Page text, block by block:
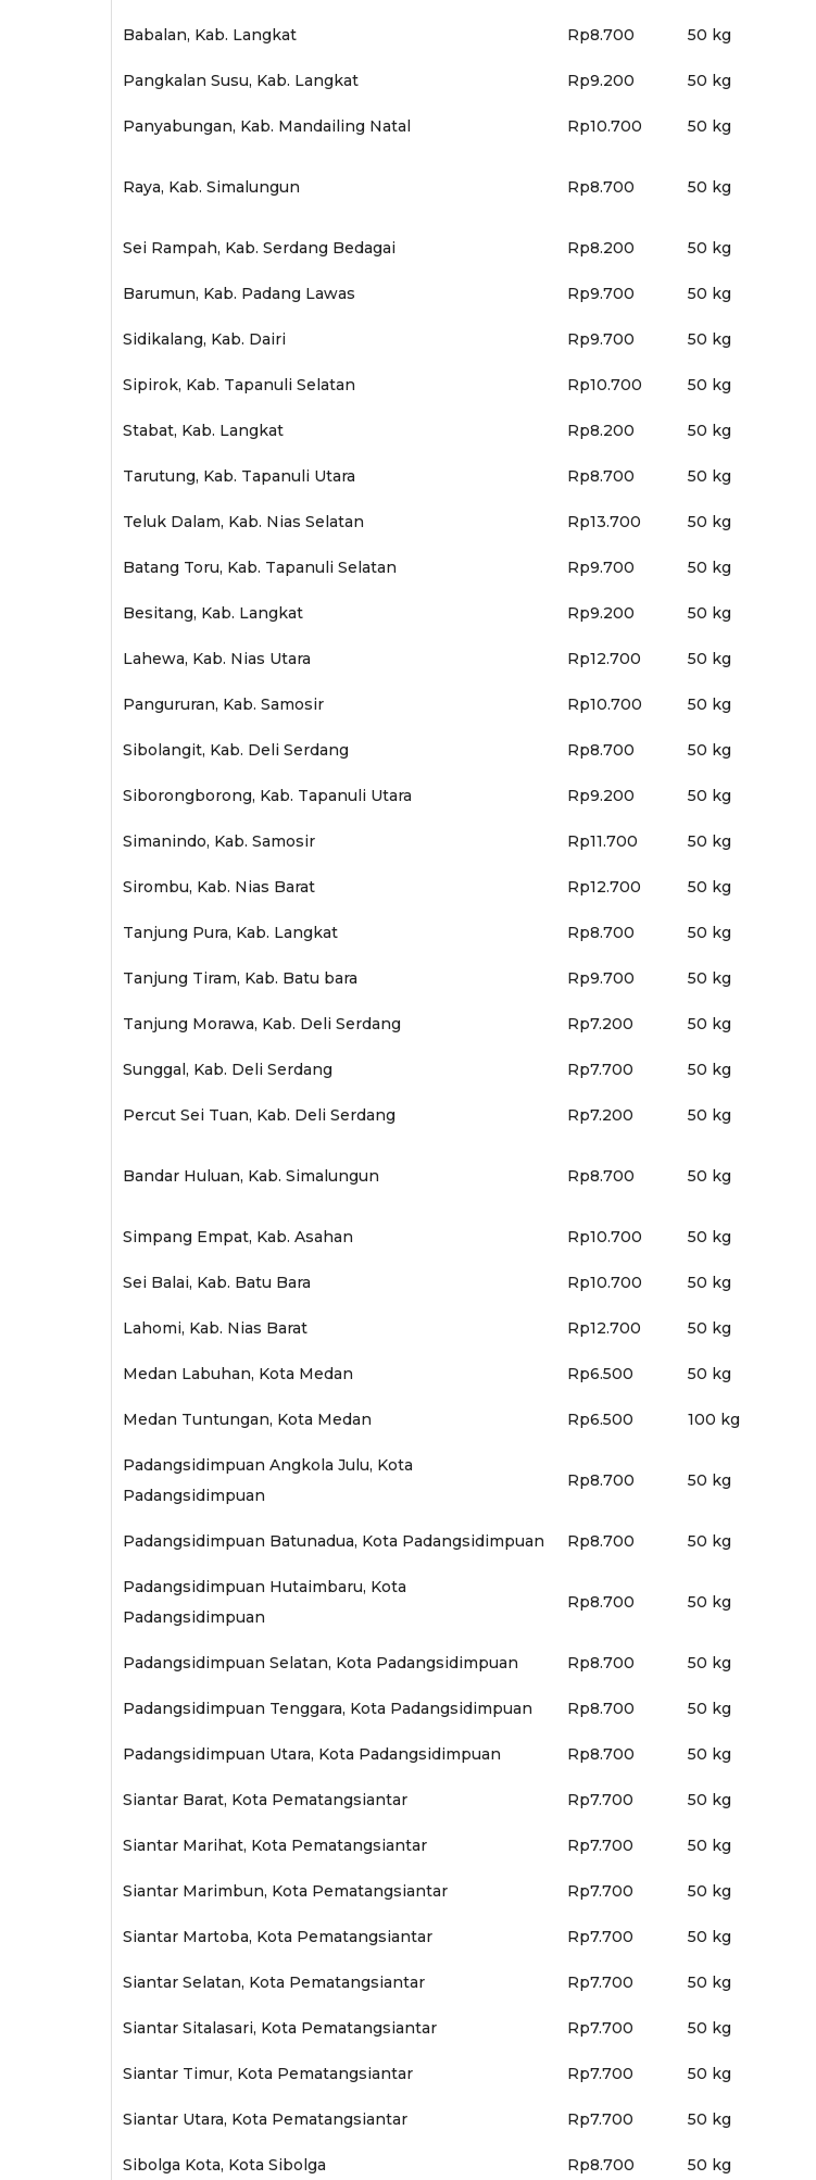
Babalan, Kab. Langkat Rp8.700 50 kg
Pangkalan Susu, Kab. Langkat Rp9.200 50 kg
Panyabungan, Kab. Mandailing Natal Rp10.700 50 kg
Raya, Kab. Simalungun Rp8.700 50 kg
Sei Rampah, Kab. Serdang Bedagai Rp8.200 50 kg
Barumun, Kab. Padang Lawas Rp9.700 50 kg
Sidikalang, Kab. Dairi Rp9.700 50 kg
Sipirok, Kab. Tapanuli Selatan Rp10.700 50 kg
Stabat, Kab. Langkat Rp8.200 50 kg
Tarutung, Kab. Tapanuli Utara Rp8.700 50 kg
Teluk Dalam, Kab. Nias Selatan Rp13.700 50 kg
Batang Toru, Kab. Tapanuli Selatan Rp9.700 50 kg
Besitang, Kab. Langkat Rp9.200 50 kg
Lahewa, Kab. Nias Utara Rp12.700 50 kg
Pangururan, Kab. Samosir Rp10.700 50 kg
Sibolangit, Kab. Deli Serdang Rp8.700 50 kg
Siborongborong, Kab. Tapanuli Utara Rp9.200 50 kg
Simanindo, Kab. Samosir Rp11.700 50 kg
Sirombu, Kab. Nias Barat Rp12.700 50 kg
Tanjung Pura, Kab. Langkat Rp8.700 50 kg
Tanjung Tiram, Kab. Batu bara Rp9.700 50 kg
Tanjung Morawa, Kab. Deli Serdang Rp7.200 50 kg
Sunggal, Kab. Deli Serdang Rp7.700 50 kg
Percut Sei Tuan, Kab. Deli Serdang Rp7.200 50 kg
Bandar Huluan, Kab. Simalungun Rp8.700 50 kg
Simpang Empat, Kab. Asahan Rp10.700 50 kg
Sei Balai, Kab. Batu Bara Rp10.700 50 kg
Lahomi, Kab. Nias Barat Rp12.700 50 kg
Medan Labuhan, Kota Medan Rp6.500 50 kg
Medan Tuntungan, Kota Medan Rp6.500 100 kg
Padangsidimpuan Angkola Julu, Kota
Padangsidimpuan
Rp8.700 50 kg
Padangsidimpuan Batunadua, Kota Padangsidimpuan Rp8.700 50 kg
Padangsidimpuan Hutaimbaru, Kota
Padangsidimpuan
Rp8.700 50 kg
Padangsidimpuan Selatan, Kota Padangsidimpuan Rp8.700 50 kg
Padangsidimpuan Tenggara, Kota Padangsidimpuan Rp8.700 50 kg
Padangsidimpuan Utara, Kota Padangsidimpuan Rp8.700 50 kg
Siantar Barat, Kota Pematangsiantar Rp7.700 50 kg
Siantar Marihat, Kota Pematangsiantar Rp7.700 50 kg
Siantar Marimbun, Kota Pematangsiantar Rp7.700 50 kg
Siantar Martoba, Kota Pematangsiantar Rp7.700 50 kg
Siantar Selatan, Kota Pematangsiantar Rp7.700 50 kg
Siantar Sitalasari, Kota Pematangsiantar Rp7.700 50 kg
Siantar Timur, Kota Pematangsiantar Rp7.700 50 kg
Siantar Utara, Kota Pematangsiantar Rp7.700 50 kg
Sibolga Kota, Kota Sibolga Rp8.700 50 kg